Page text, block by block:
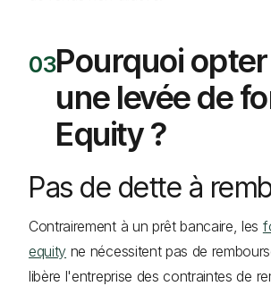
Pourquoi
une levée de
Equity ?
Pas de dette à
Contrairement à un prêt bancaire, les
equity ne nécessitent pas de
libère l'entreprise des contraintes de